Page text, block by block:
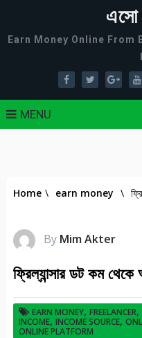
Earn Money Online From
MENU
Home \ earn money \
By Mim Akter
ফ্রিল্যান্সার ডট কম
EARN MONEY, FREELANCER,
INCOME, INCOME SOURCE,
ONLINE PLATFORM